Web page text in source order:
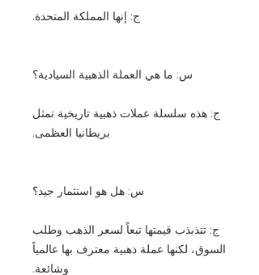
ج: إنها المملكة المتحدة.
س: ما هي العملة الذهبية السيادية؟
ج: هذه سلسلة عملات ذهبية تاريخية تمثل
بريطانيا العظمى.
س: هل هو استثمار جيد؟
ج: تتذبذب قيمتها تبعاً لسعر الذهب وطلب
السوق، لكنها عملة ذهبية معترف بها عالمياً
وشائعة.